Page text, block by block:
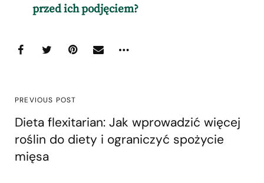
przed ich podjęciem?
PREVIOUS POST
Dieta flexitarian: Jak wprowadzić więcej
roślin do diety i ograniczyć spożycie
mięsa